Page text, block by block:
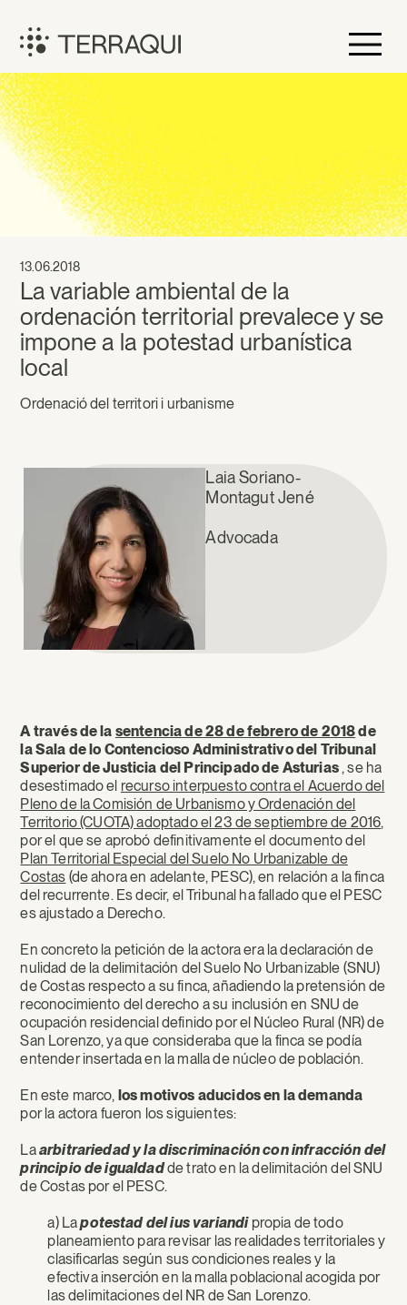
contingut
Terraqui
La variable ambiental de la
ordenación territorial prevalece y se
impone a la potestad urbanística
local
13.06.2018
Ordenació del territori i urbanisme
A través de la sentencia de 28 de febrero de 2018de
la Sala de lo Contencioso Administrativo del Tribunal
Superior de Justicia del Principado de Asturias, se ha
desestimado el recurso interpuesto contra el Acuerdo del
Pleno de la Comisión de Urbanismo y Ordenación del
Territorio (CUOTA) adoptado el 23 de septiembre de 2016,
por el que se aprobó definitivamente el documento del
Plan Territorial Especial del Suelo No Urbanizable de
Costas (de ahora en adelante, PESC), en relación a la finca
del recurrente. Es decir, el Tribunal ha fallado que el PESC
es ajustado a Derecho.
En concreto la petición de la actora era la declaración de
nulidad de la delimitación del Suelo No Urbanizable (SNU)
de Costas respecto a su finca, añadiendo la pretensión de
reconocimiento del derecho a su inclusión en SNU de
ocupación residencial definido por el Núcleo Rural (NR) de
San Lorenzo, ya que consideraba que la finca se podía
entender insertada en la malla de núcleo de población.
En este marco, los motivos aducidos en la demanda
por la actora fueron los siguientes:
Laarbitrariedad y la discriminación con infracción del
principio de igualdadde trato en la delimitación del SNU
de Costas por el PESC.
a) Lapotestad del ius variandipropia de todo
planeamiento para revisar las realidades territoriales y
clasificarlas según sus condiciones reales y la
efectiva inserción en la malla poblacional acogida por
las delimitaciones del NR de San Lorenzo.
Laia Soriano-
Montagut Jené
Advocada